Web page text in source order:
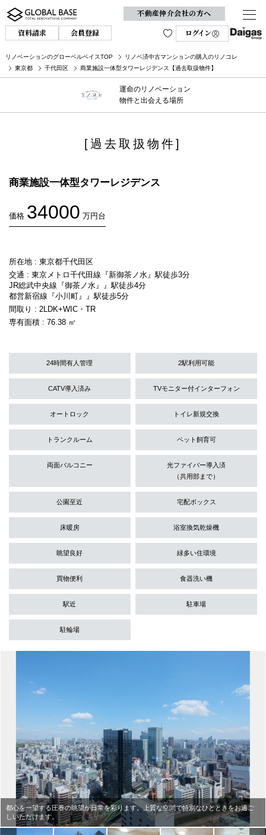
不動産仲介会社の方へ
資料請求
会員登録 ログイン
リノベーションのグローベルベイスTOP
リノベ済中古マンションの購入のリノコレ
東京都
千代田区 商業施設一体型タワーレジデンス【過去取扱物件】
運命のリノベーション
物件と出会える場所
[過去取扱物件]
商業施設一体型タワーレジデンス
価格 34000 万円台
所在地 : 東京都千代田区
交通 : 東京メトロ千代田線『新御茶ノ水』駅徒歩3分
JR総武中央線『御茶ノ水』』駅徒歩4分
都営新宿線『小川町』』駅徒歩5分
間取り : 2LDK+WIC・TR
専有面積 : 76.38 ㎡
24時間有人管理 2駅利用可能
CATV導入済み TVモニター付インターフォン
オートロック トイレ新規交換
トランクルーム ペット飼育可
両面バルコニー
光ファイバー導入済
（共用部まで）
公園至近 宅配ボックス
床暖房 浴室換気乾燥機
眺望良好 緑多い住環境
買物便利 食器洗い機
駅近 駐車場
駐輪場
都心を一望する圧巻の眺望が日常を彩ります。上質な空間で特別なひとときをお過ご
しいただけます。